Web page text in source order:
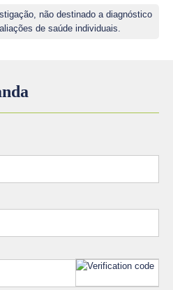
não destinado a diagnóstico
de saúde individuais.